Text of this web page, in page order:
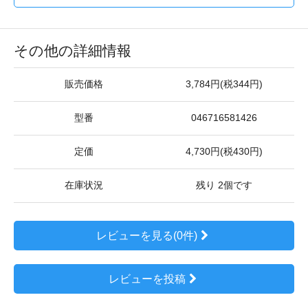
その他の詳細情報
販売価格 3,784円(税344円)
型番 046716581426
定価 4,730円(税430円)
在庫状況 残り 2個です
レビューを見る(0件)
レビューを投稿